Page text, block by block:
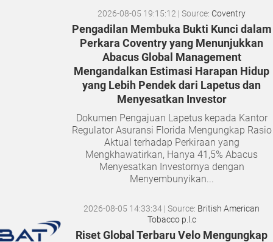
2026-08-05 19:15:12 | Source: Coventry
Pengadilan Membuka Bukti Kunci dalam
Perkara Coventry yang Menunjukkan
Abacus Global Management
Mengandalkan Estimasi Harapan Hidup
yang Lebih Pendek dari Lapetus dan
Menyesatkan Investor
Dokumen Pengajuan Lapetus kepada Kantor
Regulator Asuransi Florida Mengungkap Rasio
Aktual terhadap Perkiraan yang
Mengkhawatirkan, Hanya 41,5% Abacus
Menyesatkan Investornya dengan
Menyembunyikan...
2026-08-05 14:33:34 | Source: British American
Tobacco p.l.c
Riset Global Terbaru Velo Mengungkap